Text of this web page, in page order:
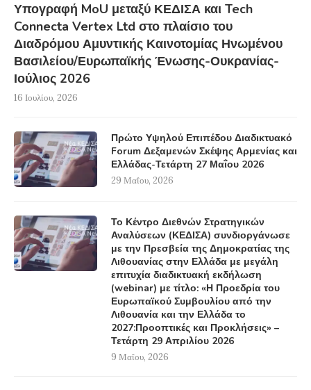
Υπογραφή MoU μεταξύ ΚΕΔΙΣΑ και Tech
Connecta Vertex Ltd στο πλαίσιο του
Διαδρόμου Αμυντικής Καινοτομίας Ηνωμένου
Βασιλείου/Ευρωπαϊκής Ένωσης-Ουκρανίας-
Ιούλιος 2026
16 Ιουλίου, 2026
Πρώτο Υψηλού Επιπέδου Διαδικτυακό
Forum Δεξαμενών Σκέψης Αρμενίας και
Ελλάδας-Τετάρτη 27 Μαΐου 2026
29 Μαΐου, 2026
Το Κέντρο Διεθνών Στρατηγικών
Αναλύσεων (ΚΕΔΙΣΑ) συνδιοργάνωσε
με την Πρεσβεία της Δημοκρατίας της
Λιθουανίας στην Ελλάδα με μεγάλη
επιτυχία διαδικτυακή εκδήλωση
(webinar) με τίτλο: «Η Προεδρία του
Ευρωπαϊκού Συμβουλίου από την
Λιθουανία και την Ελλάδα το
2027:Προοπτικές και Προκλήσεις» –
Τετάρτη 29 Απριλίου 2026
9 Μαΐου, 2026